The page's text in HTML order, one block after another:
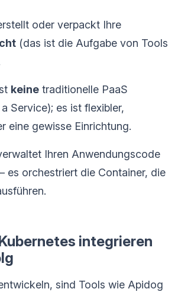
oder verpackt Ihre
(das ist die Aufgabe von Tools
keine traditionelle PaaS
Service); es ist flexibler,
eine gewisse Einrichtung.
Ihren Anwendungscode
es orchestriert die Container, die
integrieren
sind Tools wie Apidog